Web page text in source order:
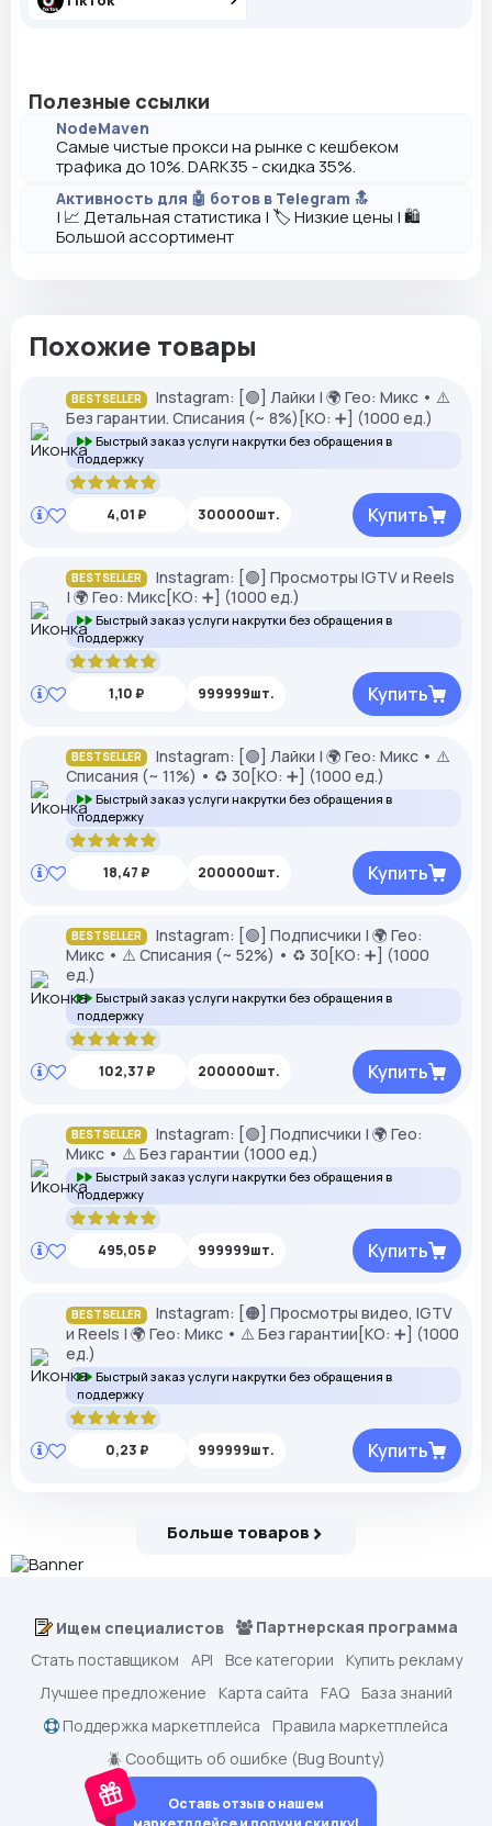
Полезные ссылки
NodeMaven
Самые чистые прокси на рынке с кешбеком
трафика до 10%. DARK35 - скидка 35%.
Активность для 🤖 ботов в Telegram 🔝
| 📈 Детальная статистика | 🏷️ Низкие цены | 🛍️
Большой ассортимент
Похожие товары
BESTSELLER
Instagram: [🟢] Лайки | 🌍 Гео: Микс • ⚠️
Без гарантии. Списания (~ 8%)[КО: ➕] (1000 ед.)
Быстрый заказ услуги накрутки без обращения в
поддержку
4,01 ₽ 300000шт. Купить
BESTSELLER
Instagram: [🟢] Просмотры IGTV и Reels
| 🌍 Гео: Микс[КО: ➕] (1000 ед.)
Быстрый заказ услуги накрутки без обращения в
поддержку
1,10 ₽ 999999шт. Купить
BESTSELLER
Instagram: [🟢] Лайки | 🌍 Гео: Микс • ⚠️
Списания (~ 11%) • ♻️ 30[КО: ➕] (1000 ед.)
Быстрый заказ услуги накрутки без обращения в
поддержку
18,47 ₽ 200000шт. Купить
BESTSELLER
Instagram: [🟢] Подписчики | 🌍 Гео:
Микс • ⚠️ Списания (~ 52%) • ♻️ 30[КО: ➕] (1000
ед.)
Быстрый заказ услуги накрутки без обращения в
поддержку
102,37 ₽ 200000шт. Купить
BESTSELLER
Instagram: [🟢] Подписчики | 🌍 Гео:
Микс • ⚠️ Без гарантии (1000 ед.)
Быстрый заказ услуги накрутки без обращения в
поддержку
495,05 ₽ 999999шт. Купить
BESTSELLER
Instagram: [🟠] Просмотры видео, IGTV
и Reels | 🌍 Гео: Микс • ⚠️ Без гарантии[КО: ➕] (1000
ед.)
Быстрый заказ услуги накрутки без обращения в
поддержку
0,23 ₽ 999999шт. Купить
Больше товаров
Ищем специалистов
Партнерская программа
Стать поставщиком
API Все категории
Купить рекламу
Лучшее предложение
Карта сайта FAQ
База знаний
Поддержка маркетплейса
Правила маркетплейса
🪲 Сообщить об ошибке (Bug Bounty)
Оставь отзыв о нашем